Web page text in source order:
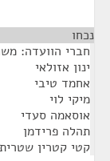
נכחו
חברי הוועדה:
ינון אזולאי
אחמד טיבי
מיקי לוי
אוסאמה סעדי
תהלה פרידמן
קטי קטרין שטרית